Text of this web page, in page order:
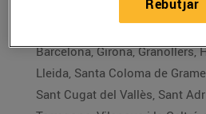
les 4 comarques catalanes,
Barcelona, Girona, Granollers, Hospitalet, Cambrils,
Lleida, Santa Coloma de
Sant Cugat del Vallès, Sant
Rebutjar